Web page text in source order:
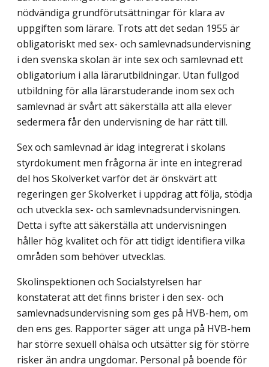
nödvändiga grundförutsättningar för klara av
uppgiften som lärare. Trots att det sedan 1955 är
obligatoriskt med sex- och samlevnadsundervisning
i den svenska skolan är inte sex och samlevnad ett
obligatorium i alla lärarutbildningar. Utan fullgod
utbildning för alla lärarstuderande inom sex och
samlevnad är svårt att säkerställa att alla elever
sedermera får den undervisning de har rätt till.
Sex och samlevnad är idag integrerat i skolans
styrdokument men frågorna är inte en integrerad
del hos Skolverket varför det är önskvärt att
regeringen ger Skolverket i uppdrag att följa, stödja
och utveckla sex- och samlevnadsundervisningen.
Detta i syfte att säkerställa att undervisningen
håller hög kvalitet och för att tidigt identifiera vilka
områden som behöver utvecklas.
Skolinspektionen och Socialstyrelsen har
konstaterat att det finns brister i den sex- och
samlevnadsundervisning som ges på HVB-hem, om
den ens ges. Rapporter säger att unga på HVB-hem
har större sexuell ohälsa och utsätter sig för större
risker än andra ungdomar. Personal på boende för